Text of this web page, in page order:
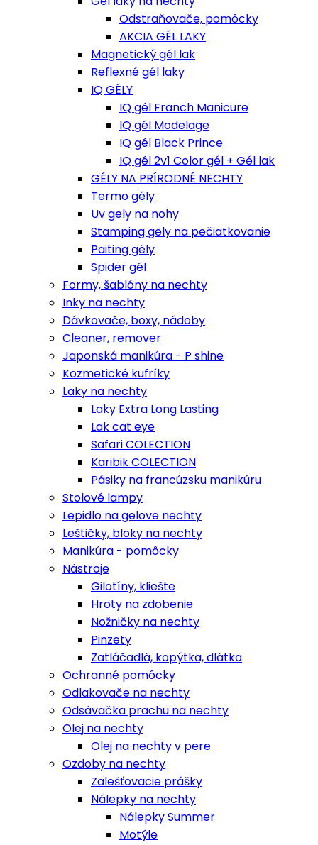
Odstraňovače, pomôcky
AKCIA GÉL LAKY
Magnetický gél lak
Reflexné gél laky
IQ GÉLY
IQ gél Franch Manicure
IQ gél Modelage
IQ gél Black Prince
IQ gél 2v1 Color gél + Gél lak
GÉLY NA PRÍRODNÉ NECHTY
Termo gély
Uv gely na nohy
Stamping gely na pečiatkovanie
Paiting gély
Spider gél
Formy, šablóny na nechty
Inky na nechty
Dávkovače, boxy, nádoby
Cleaner, remover
Japonská manikúra - P shine
Kozmetické kufríky
Laky na nechty
Laky Extra Long Lasting
Lak cat eye
Safari COLECTION
Karibik COLECTION
Pásiky na francúzsku manikúru
Stolové lampy
Lepidlo na gelove nechty
Leštičky, bloky na nechty
Manikúra - pomôcky
Nástroje
Gilotíny, kliešte
Hroty na zdobenie
Nožničky na nechty
Pinzety
Zatláčadlá, kopýtka, dlátka
Ochranné pomôcky
Odlakovače na nechty
Odsávačka prachu na nechty
Olej na nechty
Olej na nechty v pere
Ozdoby na nechty
Zalešťovacie prášky
Nálepky na nechty
Nálepky Summer
Motýle